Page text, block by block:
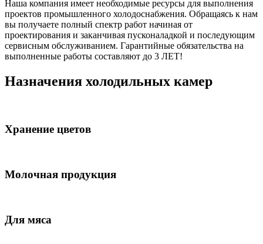
Наша компания имеет необходимые ресурсы для выполнения
проектов промышленного холодоснабжения. Обращаясь к нам
вы получаете полный спектр работ начиная от
проектирования и заканчивая пусконаладкой и последующим
сервисным обслуживанием. Гарантийные обязательства на
выполненные работы составляют до 3 ЛЕТ!
Назначения холодильных камер
Хранение цветов
Молочная продукция
Для мяса